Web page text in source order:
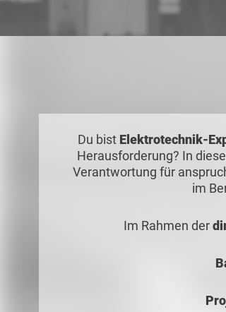
Du bist Elektrotechnik-
Herausforderung? In
Verantwortung für
im
Im Rahmen der